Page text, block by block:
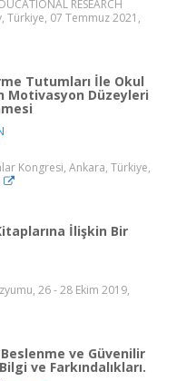
RESEARCH
Türkiye, 07 Temmuz 2021,
Tutumları İle Okul
Motivasyon Düzeyleri
Kongresi, Ankara, Türkiye,
İlişkin Bir
26 - 28 Ekim 2019,
ve Güvenilir
ve Farkındalıkları.